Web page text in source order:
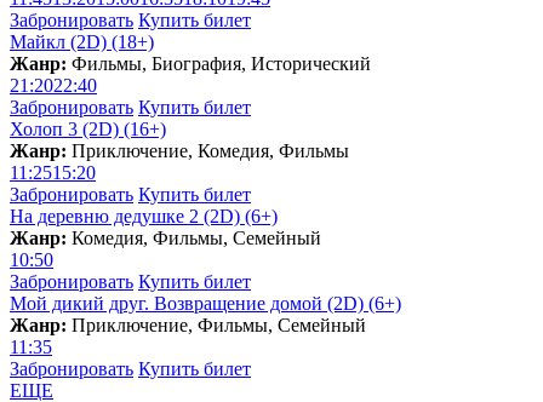
Забронировать Купить билет
Майкл (2D) (18+)
Жанр: Фильмы, Биография, Исторический
21:2022:40
Забронировать Купить билет
Холоп 3 (2D) (16+)
Жанр: Приключение, Комедия, Фильмы
11:2515:20
Забронировать Купить билет
На деревню дедушке 2 (2D) (6+)
Жанр: Комедия, Фильмы, Семейный
10:50
Забронировать Купить билет
Мой дикий друг. Возвращение домой (2D) (6+)
Жанр: Приключение, Фильмы, Семейный
11:35
Забронировать Купить билет
ЕЩЕ